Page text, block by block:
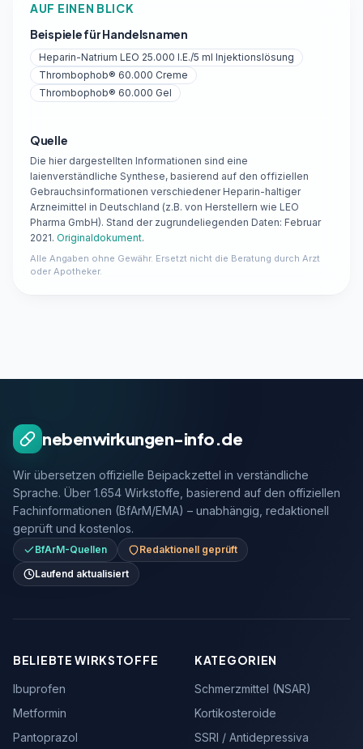
AUF EINEN BLICK
Beispiele für Handelsnamen
Heparin-Natrium LEO 25.000 I.E./5 ml Injektionslösung
Thrombophob® 60.000 Creme
Thrombophob® 60.000 Gel
Quelle
Die hier dargestellten Informationen sind eine
laienverständliche Synthese, basierend auf den offiziellen
Gebrauchsinformationen verschiedener Heparin-haltiger
Arzneimittel in Deutschland (z.B. von Herstellern wie LEO
Pharma GmbH). Stand der zugrundeliegenden Daten: Februar
2021. Originaldokument.
Alle Angaben ohne Gewähr. Ersetzt nicht die Beratung durch Arzt
oder Apotheker.
nebenwirkungen-info.de
Wir übersetzen offizielle Beipackzettel in verständliche
Sprache. Über 1.654 Wirkstoffe, basierend auf den offiziellen
Fachinformationen (BfArM/EMA) – unabhängig, redaktionell
geprüft und kostenlos.
BfArM-Quellen
Redaktionell geprüft
Laufend aktualisiert
BELIEBTE WIRKSTOFFE
Ibuprofen
Metformin
Pantoprazol
KATEGORIEN
Schmerzmittel (NSAR)
Kortikosteroide
SSRI / Antidepressiva